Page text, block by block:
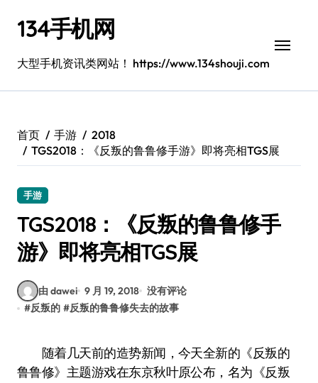
134手机网
大型手机资讯类网站！ https://www.134shouji.com
首页 手游
2018
TGS2018：《反叛的鲁鲁修手游》即将亮相TGS展
手游
TGS2018：《反叛的鲁鲁修手
游》即将亮相TGS展
由 dawei 9 月 19, 2018 没有评论
#反叛的 #反叛的鲁鲁修失去的故事
随着几天前的造势新闻，今天全新的《反叛的
鲁鲁修》主题游戏在东京秋叶原公布，名为《反叛